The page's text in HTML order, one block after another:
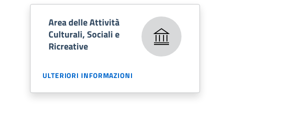
Area delle Attività
Culturali, Sociali e
Ricreative
ULTERIORI INFORMAZIONI